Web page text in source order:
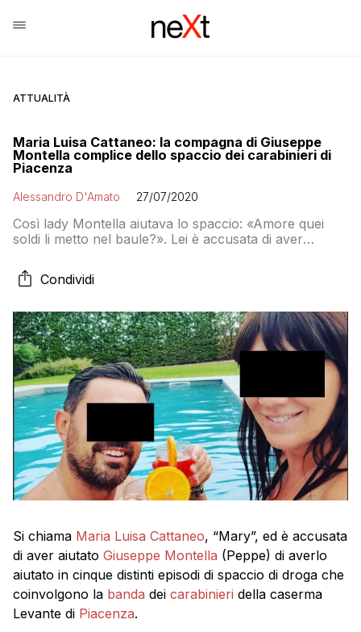
ATTUALITÀ
Maria Luisa Cattaneo: la compagna di Giuseppe
Montella complice dello spaccio dei carabinieri di
Piacenza
Alessandro D'Amato 27/07/2020
Così lady Montella aiutava lo spaccio: «Amore quei
soldi li metto nel baule?». Lei è accusata di aver
nascosta nel garage di casa
Condividi
Si chiama Maria Luisa Cattaneo, “Mary”, ed è accusata
di aver aiutato Giuseppe Montella (Peppe) di averlo
aiutato in cinque distinti episodi di spaccio di droga che
coinvolgono la banda dei carabinieri della caserma
Levante di Piacenza.